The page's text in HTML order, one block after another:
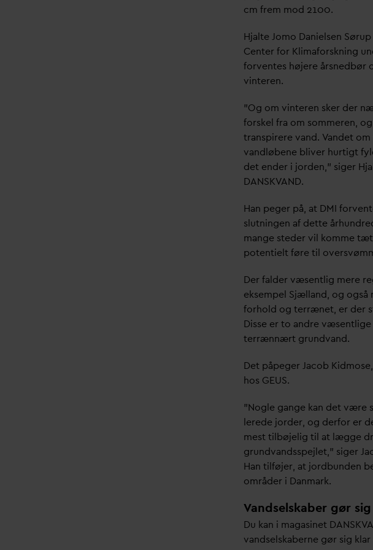
cm frem mod 2100.
Hjalte Jomo Danielsen
Center for Klimaforskning
forventes højere årsnedbør
vinteren.
”Og om vinteren sker der
forskel fra om sommeren,
transpirere vand. Vandet
vandløbene bliver hurtigt
det ender i jorden,” siger
DANSKVAND.
Han peger på, at DMI
slutningen af dette
mange steder vil komme
potentielt føre til
Der falder væsentlig mere
eksempel Sjælland, og
forhold og terrænet, er der
Disse er to andre
terrænnært grundvand.
Det påpeger Jacob
hos GEUS.
”Nogle gange kan det være
lerede jorder, og derfor er
mest tilbøjelig til at lægge
grundvandsspejlet,” siger
Han tilføjer, at jordbunden
områder i Danmark.
Vandselskaber gør
Du kan i magasinet DANSKV
vandselskaberne gør sig